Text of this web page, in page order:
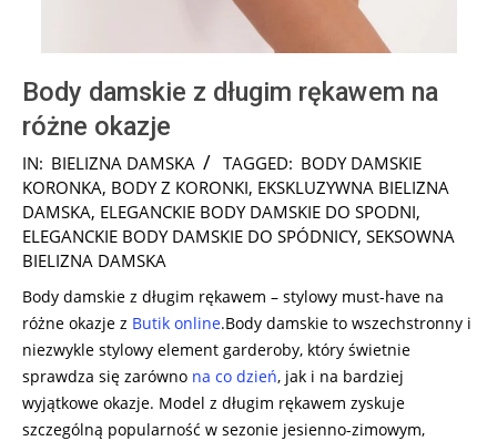
Body damskie z długim rękawem na
różne okazje
2024-
11-
05
IN: BIELIZNA DAMSKA TAGGED: BODY DAMSKIE
KORONKA, BODY Z KORONKI, EKSKLUZYWNA BIELIZNA
DAMSKA, ELEGANCKIE BODY DAMSKIE DO SPODNI,
ELEGANCKIE BODY DAMSKIE DO SPÓDNICY, SEKSOWNA
BIELIZNA DAMSKA
Body damskie z długim rękawem – stylowy must-have na
różne okazje z Butik online.Body damskie to wszechstronny i
niezwykle stylowy element garderoby, który świetnie
sprawdza się zarówno na co dzień, jak i na bardziej
wyjątkowe okazje. Model z długim rękawem zyskuje
szczególną popularność w sezonie jesienno-zimowym,